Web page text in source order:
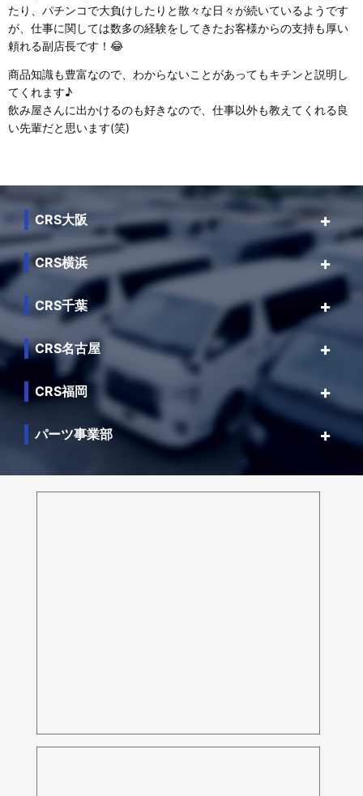
たり、パチンコで大負けしたりと散々な日々が続いているようです
が、仕事に関しては数多の経験をしてきたお客様からの支持も厚い
頼れる副店長です！😂
商品知識も豊富なので、わからないことがあってもキチンと説明し
てくれます♪
飲み屋さんに出かけるのも好きなので、仕事以外も教えてくれる良
い先輩だと思います(笑)
CRS大阪
CRS横浜
CRS千葉
CRS名古屋
CRS福岡
パーツ事業部